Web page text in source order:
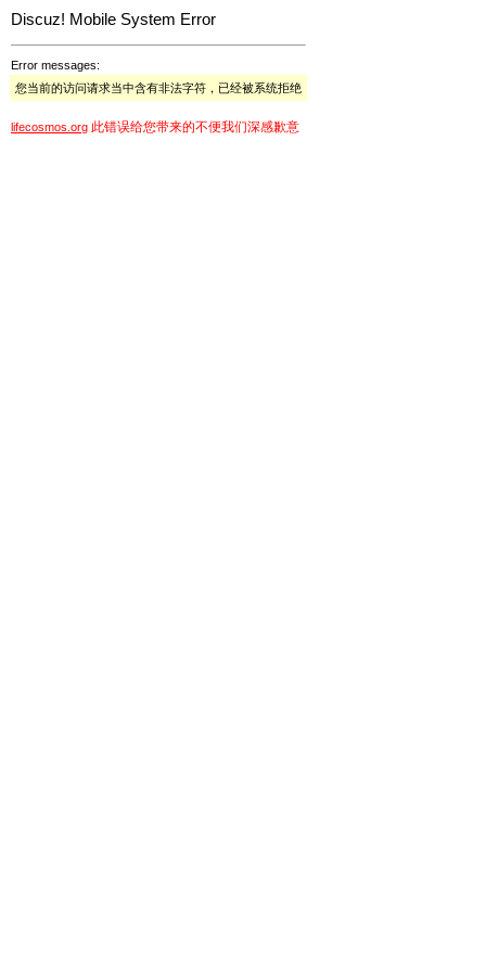
Discuz! Mobile System Error
Error messages:
您当前的访问请求当中含有非法字符，已经被系统拒绝
lifecosmos.org 此错误给您带来的不便我们深感歉意